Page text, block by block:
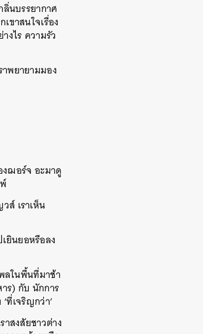
ลิ่นบรรยากาศ
ขาสนใจเรื่อง
ไร ความรัว
พยายามมอง
งฌอร์จ อะมาดู
ส์ เราเห็น
ยินยอหรือลง
ลในพื้นที่มาช้า
ร) กับ นักการ
ที่เจริญกว่า’
าสงสัยชาวต่าง